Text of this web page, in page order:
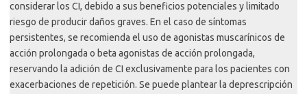
considerar los CI, debido a sus beneficios potenciales y limitado
riesgo de producir daños graves. En el caso de síntomas
persistentes, se recomienda el uso de agonistas muscarínicos de
acción prolongada o beta agonistas de acción prolongada,
reservando la adición de CI exclusivamente para los pacientes con
exacerbaciones de repetición. Se puede plantear la deprescripción